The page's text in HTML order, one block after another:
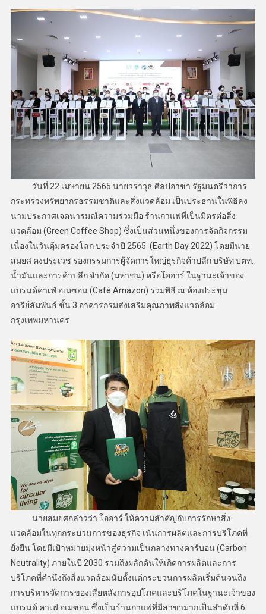
วันที่ 22 เมษายน 2565 นายวราวุธ ศิลปอาชา รัฐมนตรีว่าการ
กระทรวงทรัพยากรธรรมชาติและสิ่งแวดล้อม เป็นประธานในพิธีลง
นามประกาศเจตนารมณ์ความร่วมมือ ร้านกาแฟที่เป็นมิตรต่อสิ่ง
แวดล้อม (Green Coffee Shop) ซึ่งเป็นส่วนหนึ่งของการจัดกิจกรรม
เนื่องในวันคุ้มครองโลก ประจำปี 2565 (Earth Day 2022) โดยมีนาย
สมยศ คงประเวช รองกรรมการผู้จัดการใหญ่ธุรกิจค้าปลีก บริษัท ปตท.
น้ำมันและการค้าปลีก จำกัด (มหาชน) หรือโออาร์ ในฐานะเจ้าของ
แบรนด์คาเฟ่ อเมซอน (Café Amazon) ร่วมพิธี ณ ห้องประชุม
อารีย์สัมพันธ์ ชั้น 3 อาคารกรมส่งเสริมคุณภาพสิ่งแวดล้อม
กรุงเทพมหานคร
นายสมยศกล่าวว่า โออาร์ ให้ความสำคัญกับการรักษาสิ่ง
แวดล้อมในทุกกระบวนการของธุรกิจ เน้นการผลิตและการบริโภคที่
ยั่งยืน โดยมีเป้าหมายมุ่งหน้าสู่ความเป็นกลางทางคาร์บอน (Carbon
Neutrality) ภายในปี 2030 รวมถึงผลักดันให้เกิดการผลิตและการ
บริโภคที่คำนึงถึงสิ่งแวดล้อมนับตั้งแต่กระบวนการผลิตเริ่มต้นจนถึง
การบริหารจัดการของเสียหลังการอุปโภคและบริโภคในฐานะเจ้าของ
แบรนด์ คาเฟ่ อเมซอน ซึ่งเป็นร้านกาแฟที่มีสาขามากเป็นลำดับที่ 6